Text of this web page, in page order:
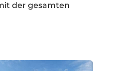
der gesamten